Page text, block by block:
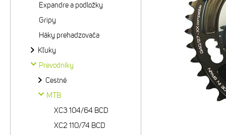
Expandre a podložky
Gripy
Háky prehadzovača
Kľuky
Prevodníky
Cestné
MTB
XC3 104/64 BCD
XC2 110/74 BCD